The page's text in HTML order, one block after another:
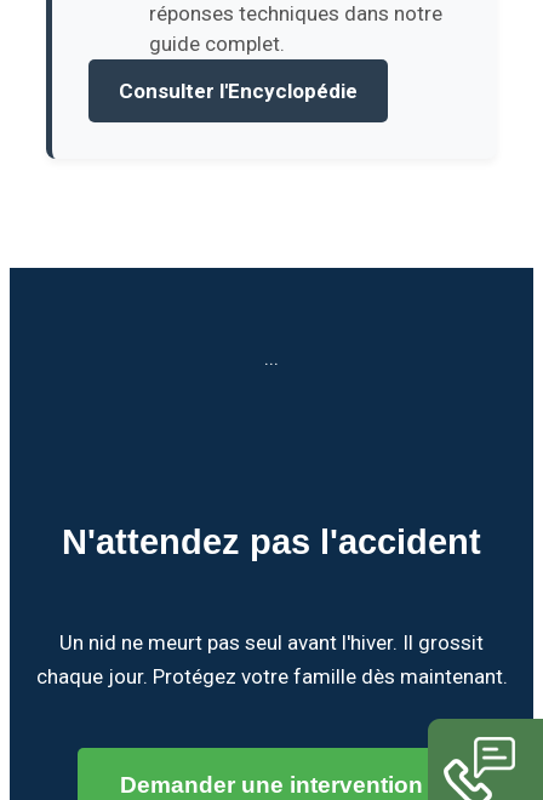
réponses techniques dans notre
guide complet.
Consulter l'Encyclopédie
...
N'attendez pas l'accident
Un nid ne meurt pas seul avant l'hiver. Il grossit
chaque jour. Protégez votre famille dès maintenant.
Demander une intervention